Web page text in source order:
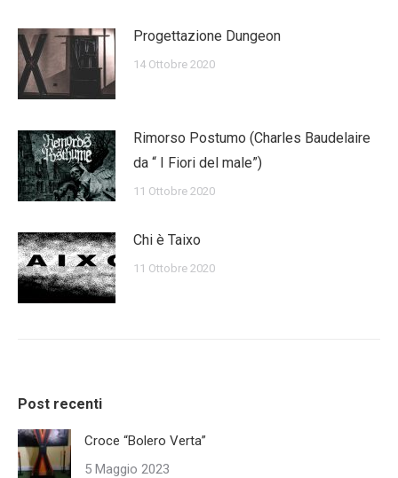
Progettazione Dungeon
14 Ottobre 2020
Rimorso Postumo (Charles Baudelaire
da “ I Fiori del male”)
11 Ottobre 2020
Chi è Taixo
11 Ottobre 2020
Post recenti
Croce “Bolero Verta”
5 Maggio 2023